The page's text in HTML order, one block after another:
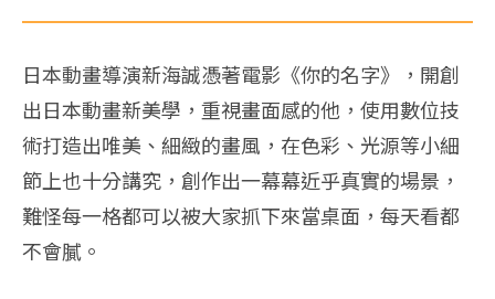
日本動畫導演新海誠憑著電影《你的名字》，開創
出日本動畫新美學，重視畫面感的他，使用數位技
術打造出唯美、細緻的畫風，在色彩、光源等小細
節上也十分講究，創作出一幕幕近乎真實的場景，
難怪每一格都可以被大家抓下來當桌面，每天看都
不會膩。